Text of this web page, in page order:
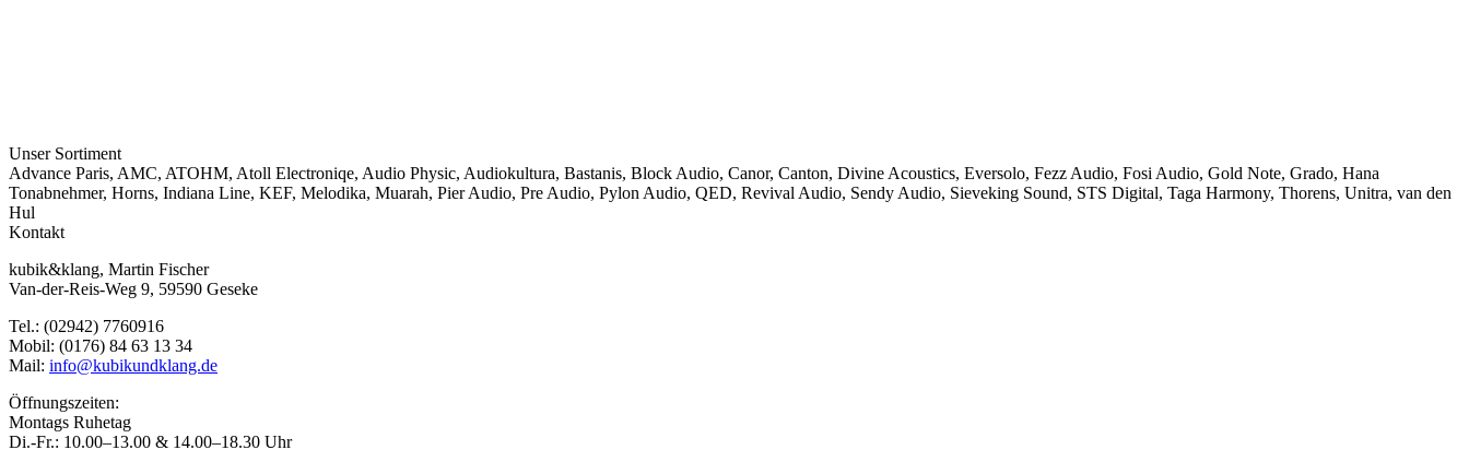
Unser Sortiment
Advance Paris, AMC, ATOHM, Atoll Electroniqe, Audio Physic, Audiokultura, Bastanis, Block Audio, Canor, Canton, Divine Acoustics, Eversolo, Fezz Audio, Fosi Audio, Gold Note, Grado, Hana
Tonabnehmer, Horns, Indiana Line, KEF, Melodika, Muarah, Pier Audio, Pre Audio, Pylon Audio, QED, Revival Audio, Sendy Audio, Sieveking Sound, STS Digital, Taga Harmony, Thorens, Unitra, van den
Hul
Kontakt
kubik&klang, Martin Fischer
Van-der-Reis-Weg 9, 59590 Geseke
Tel.: (02942) 7760916
Mobil: (0176) 84 63 13 34
Mail: info@kubikundklang.de
Öffnungszeiten:
Montags Ruhetag
Di.-Fr.: 10.00–13.00 & 14.00–18.30 Uhr